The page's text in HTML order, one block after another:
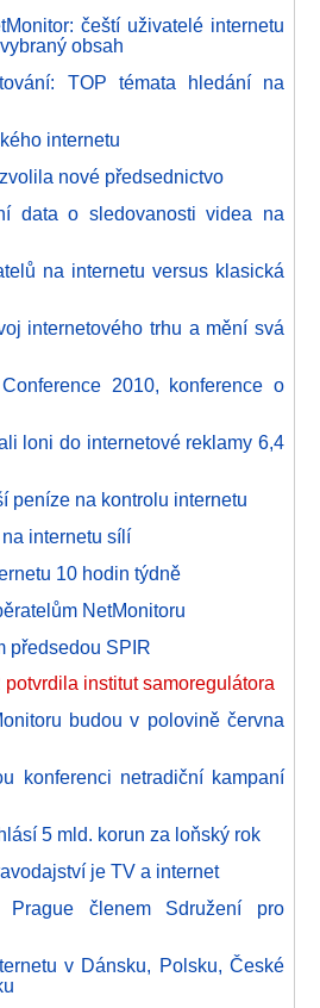
čeští uživatelé internetu
obsah
TOP témata hledání na
internetu
nové předsednictvo
data o sledovanosti videa na
na internetu versus klasická
internetového trhu a mění svá
2010, konference o
loni do internetové reklamy 6,4
peníze na kontrolu internetu
internetu sílí
10 hodin týdně
NetMonitoru
předsedou SPIR
institut samoregulátora
budou v polovině června
konferenci netradiční kampaní
5 mld. korun za loňský rok
je TV a internet
Prague členem Sdružení pro
v Dánsku, Polsku, České